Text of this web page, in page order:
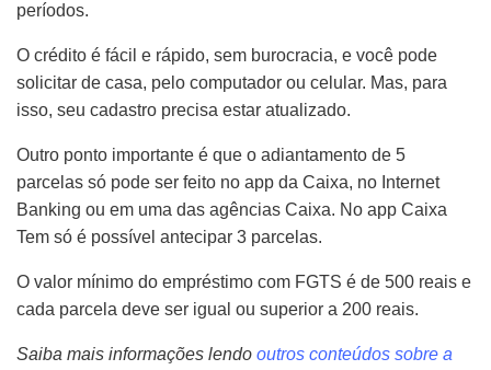
períodos.
O crédito é fácil e rápido, sem burocracia, e você pode
solicitar de casa, pelo computador ou celular. Mas, para
isso, seu cadastro precisa estar atualizado.
Outro ponto importante é que o adiantamento de 5
parcelas só pode ser feito no app da Caixa, no Internet
Banking ou em uma das agências Caixa. No app Caixa
Tem só é possível antecipar 3 parcelas.
O valor mínimo do empréstimo com FGTS é de 500 reais e
cada parcela deve ser igual ou superior a 200 reais.
Saiba mais informações lendo outros conteúdos sobre a